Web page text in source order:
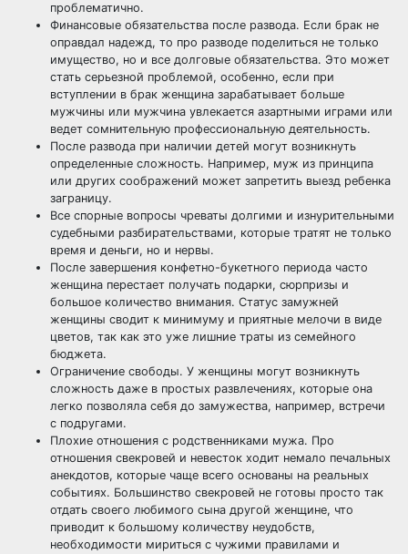
проблематично.
Финансовые обязательства после развода. Если брак не
оправдал надежд, то про разводе поделиться не только
имущество, но и все долговые обязательства. Это может
стать серьезной проблемой, особенно, если при
вступлении в брак женщина зарабатывает больше
мужчины или мужчина увлекается азартными играми или
ведет сомнительную профессиональную деятельность.
После развода при наличии детей могут возникнуть
определенные сложность. Например, муж из принципа
или других соображений может запретить выезд ребенка
заграницу.
Все спорные вопросы чреваты долгими и изнурительными
судебными разбирательствами, которые тратят не только
время и деньги, но и нервы.
После завершения конфетно-букетного периода часто
женщина перестает получать подарки, сюрпризы и
большое количество внимания. Статус замужней
женщины сводит к минимуму и приятные мелочи в виде
цветов, так как это уже лишние траты из семейного
бюджета.
Ограничение свободы. У женщины могут возникнуть
сложность даже в простых развлечениях, которые она
легко позволяла себя до замужества, например, встречи
с подругами.
Плохие отношения с родственниками мужа. Про
отношения свекровей и невесток ходит немало печальных
анекдотов, которые чаще всего основаны на реальных
событиях. Большинство свекровей не готовы просто так
отдать своего любимого сына другой женщине, что
приводит к большому количеству неудобств,
необходимости мириться с чужими правилами и